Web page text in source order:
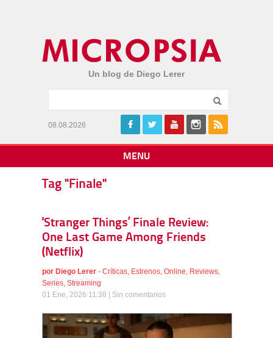
Un blog de Diego Lerer
08.08.2026
MENU
Tag "Finale"
‘Stranger Things’ Finale Review:
One Last Game Among Friends
(Netflix)
por Diego Lerer - Críticas, Estrenos, Online, Reviews,
Series, Streaming
01 Ene, 2026 11:38 | Sin comentarios